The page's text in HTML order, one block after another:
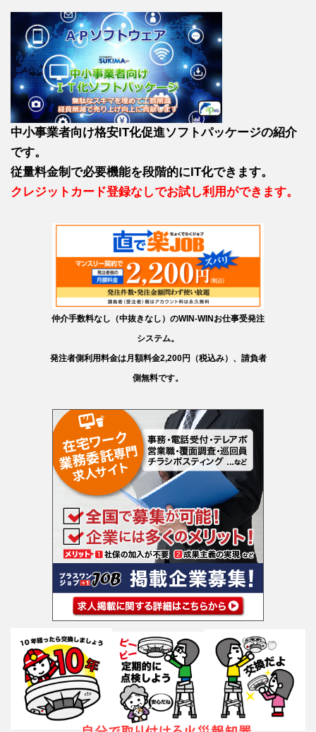
中小事業者向け格安IT化促進ソフトパッケージの紹介
です。
従量料金制で必要機能を段階的にIT化できます。
クレジットカード登録なしでお試し利用ができます。
仲介手数料なし（中抜きなし）のWIN-WINお仕事受発注
システム。
発注者側利用料金は月額料金2,200円（税込み）、請負者
側無料です。